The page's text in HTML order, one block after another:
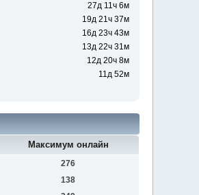
27д 11ч 6м
19д 21ч 37м
16д 23ч 43м
13д 22ч 31м
12д 20ч 8м
11д 52м
Максимум онлайн
276
138